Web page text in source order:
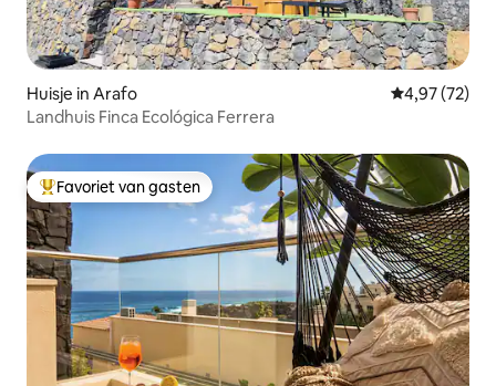
Huisje in Arafo Gemiddelde
4,97 (72)
Landhuis Finca Ecológica Ferrera
Topfavoriet van gasten
Favoriet van gasten